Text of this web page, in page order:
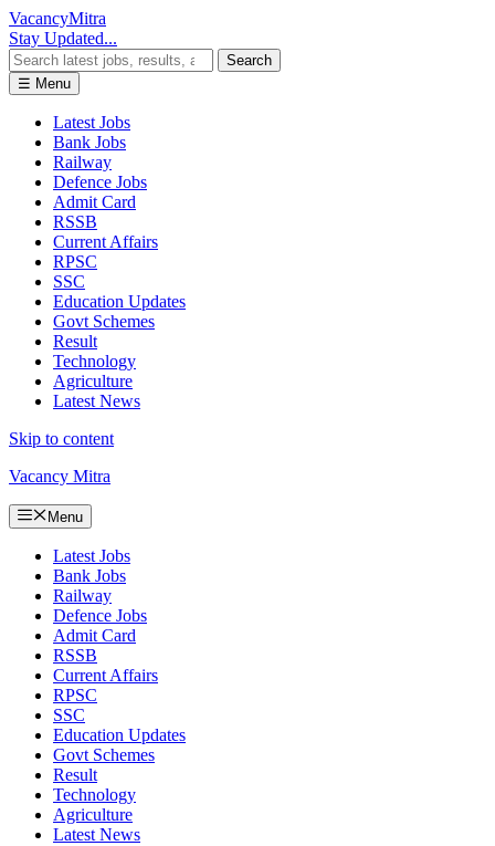
VacancyMitra
Stay Updated...
Search
☰ Menu
Latest Jobs
Bank Jobs
Railway
Defence Jobs
Admit Card
RSSB
Current Affairs
RPSC
SSC
Education Updates
Govt Schemes
Result
Technology
Agriculture
Latest News
Skip to content
Vacancy Mitra
Menu
Latest Jobs
Bank Jobs
Railway
Defence Jobs
Admit Card
RSSB
Current Affairs
RPSC
SSC
Education Updates
Govt Schemes
Result
Technology
Agriculture
Latest News